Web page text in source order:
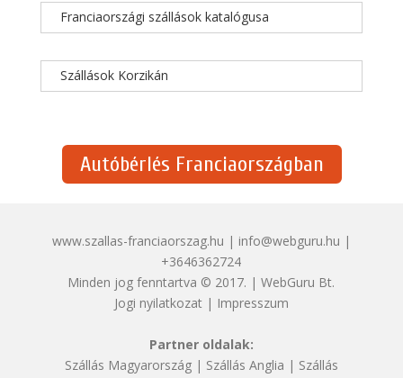
Franciaországi szállások katalógusa
Szállások Korzikán
Autóbérlés Franciaországban
www.szallas-franciaorszag.hu | info@webguru.hu |
+3646362724
Minden jog fenntartva © 2017. | WebGuru Bt.
Jogi nyilatkozat| Impresszum
Partner oldalak:
Szállás Magyarország| Szállás Anglia | Szállás